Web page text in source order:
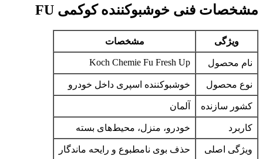
مشخصات فنی خوشبوکننده کوکمی FU
ویژگی مشخصات
نام محصول Koch Chemie Fu Fresh Up
نوع محصول خوشبوکننده اسپری داخل خودرو
کشور سازنده آلمان
کاربرد خودرو، منزل، محیط‌های بسته
ویژگی اصلی حذف بوی نامطبوع و رایحه ماندگار